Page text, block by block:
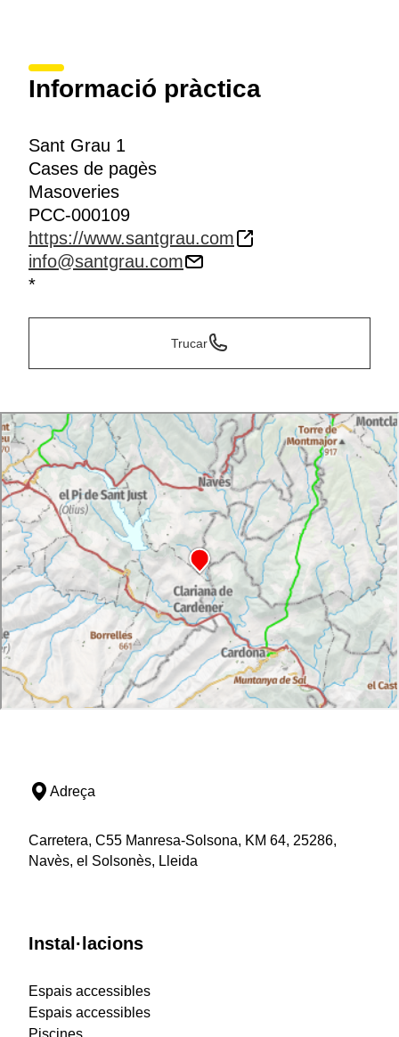
Informació pràctica
Sant Grau 1
Cases de pagès
Masoveries
PCC-000109
https://www.santgrau.com
info@santgrau.com
*
Trucar
Adreça
Carretera, C55 Manresa-Solsona, KM 64, 25286,
Navès, el Solsonès, Lleida
Instal·lacions
Espais accessibles
Espais accessibles
Piscines